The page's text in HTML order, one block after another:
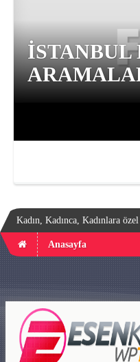
İSTANBUL
Kadın, Kadınca, Kadınlara
Anasayfa